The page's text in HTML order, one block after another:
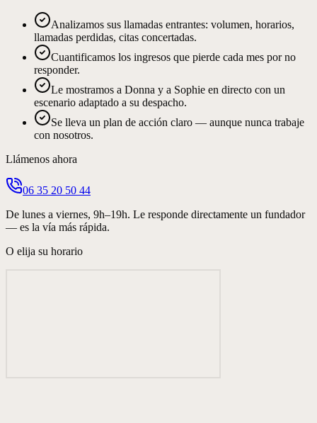
Analizamos sus llamadas entrantes: volumen, horarios,
llamadas perdidas, citas concertadas.
Cuantificamos los ingresos que pierde cada mes por no
responder.
Le mostramos a Donna y a Sophie en directo con un
escenario adaptado a su despacho.
Se lleva un plan de acción claro — aunque nunca trabaje
con nosotros.
Llámenos ahora
06 35 20 50 44
De lunes a viernes, 9h–19h. Le responde directamente un fundador
— es la vía más rápida.
O elija su horario